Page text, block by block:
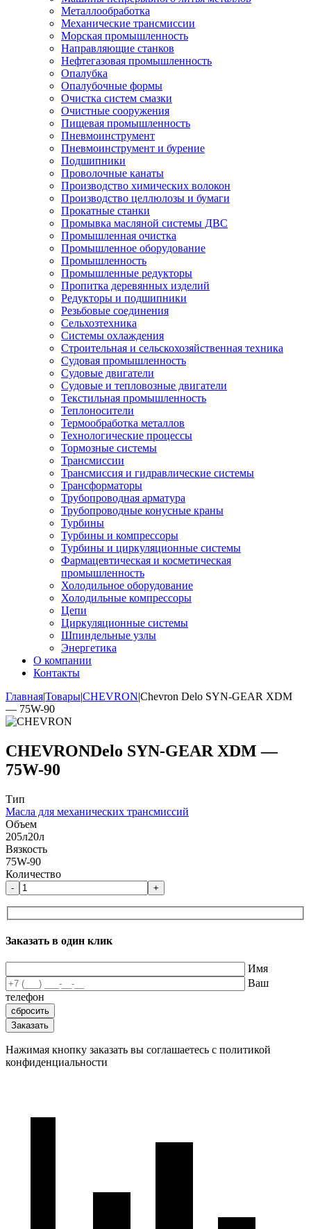
Металлообработка
Механические трансмиссии
Морская промышленность
Направляющие станков
Нефтегазовая промышленность
Опалубка
Опалубочные формы
Очистка систем смазки
Очистные сооружения
Пищевая промышленность
Пневмоинструмент
Пневмоинструмент и бурение
Подшипники
Проволочные канаты
Производство химических волокон
Производство целлюлозы и бумаги
Прокатные станки
Промывка масляной системы ДВС
Промышленная очистка
Промышленное оборудование
Промышленность
Промышленные редукторы
Пропитка деревянных изделий
Редукторы и подшипники
Резьбовые соединения
Сельхозтехника
Системы охлаждения
Строительная и сельскохозяйственная техника
Судовая промышленность
Судовые двигатели
Судовые и тепловозные двигатели
Текстильная промышленность
Теплоносители
Термообработка металлов
Технологические процессы
Тормозные системы
Трансмиссии
Трансмиссия и гидравлические системы
Трансформаторы
Трубопроводная арматура
Трубопроводные конусные краны
Турбины
Турбины и компрессоры
Турбины и циркуляционные системы
Фармацевтическая и косметическая
промышленность
Холодильное оборудование
Холодильные компрессоры
Цепи
Циркуляционные системы
Шпиндельные узлы
Энергетика
О компании
Контакты
Главная|Товары|CHEVRON|Chevron Delo SYN-GEAR XDM
— 75W-90
CHEVRONDelo SYN-GEAR XDM —
75W-90
Тип
Масла для механических трансмиссий
Объем
205л20л
Вязкость
75W-90
Количество
- +
Заказать в один клик
Имя
Ваш
телефон
Нажимая кнопку заказать вы соглашаетесь с политикой
конфиденциальности